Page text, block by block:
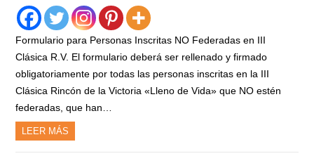
Formulario para Personas Inscritas NO Federadas en III
Clásica R.V. El formulario deberá ser rellenado y firmado
obligatoriamente por todas las personas inscritas en la III
Clásica Rincón de la Victoria «Lleno de Vida» que NO estén
federadas, que han…
LEER MÁS